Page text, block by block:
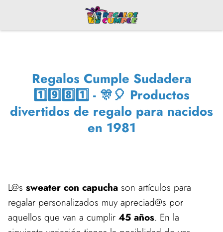
Regalos Cumple Sudadera
1️⃣9️⃣8️⃣1️⃣ - 🎊🎈 Productos
divertidos de regalo para nacidos
en 1981
L@s sweater con capucha son artículos para
regalar personalizados muy apreciad@s por
aquellos que van a cumplir 45 años. En la